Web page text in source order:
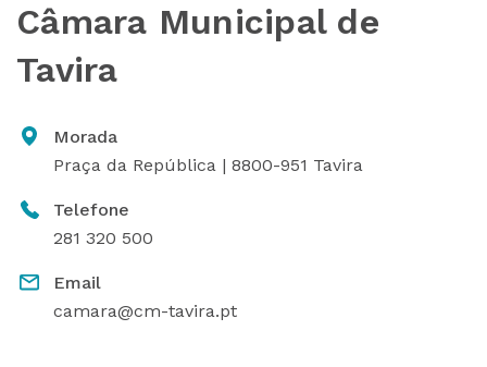
Câmara Municipal de
Tavira
Morada
Praça da República | 8800-951 Tavira
Telefone
281 320 500
Email
camara@cm-tavira.pt